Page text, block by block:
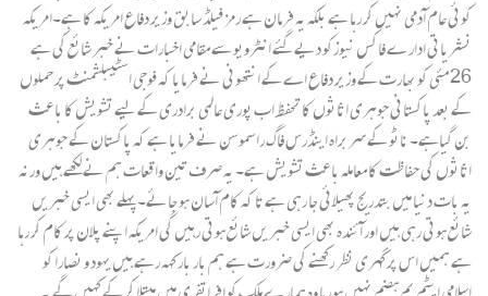
کوئی عام آدمی نہیں کر رہا ہے بلکہ یہ فرمان ہے رمز فیلڈ سابق وزیر دفاع امریکہ کا ہے۔امریکہ
نشریاتی ادار ے فاکس نیوزکو دیے گئے انٹرویو سے مقامی اخبارات نے خبر شائع کی ہے
26 مئی کو بھارت کے وزیر دفاع اے کے انتھونی نے فرمایا کہ فوجی اسٹیبلشمنٹ پر حملوں
کے بعد پاکستانی جوہری اثاثوں کا تحفظ اب پوری عالمی برادری کے لیے تشویش کا باعث
بن گیاہے۔ ناٹو کے سربراہ اینڈرس فاگ راسموسن نے فرمایا ہے کہ پاکستان کے جوہری
اثاثوں کی حفاظت کا معاملہ باعث تشویش ہے۔ یہ صرف تین واقعات ہم نے لکھے ہیں ورنہ
یہ بات دنیا میں بتدریج پھیلائی جا رہی ہے تا کہ کام آسان ہو جائے۔ پہلے بھی ایسی خبریں
شائع ہوتی رہی ہیں اور آئندہ بھی ایسی خبریں شائع ہوتی رہیں گی امریکہ اپنے پلان پر کام کر رہا
ہے ہمیں اس پر گہری نظر رکھنے کی ضرورت ہے ہم بار بار کہہ رہے ہیں یہود و نصارا کو